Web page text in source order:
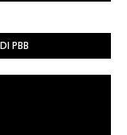
PBB